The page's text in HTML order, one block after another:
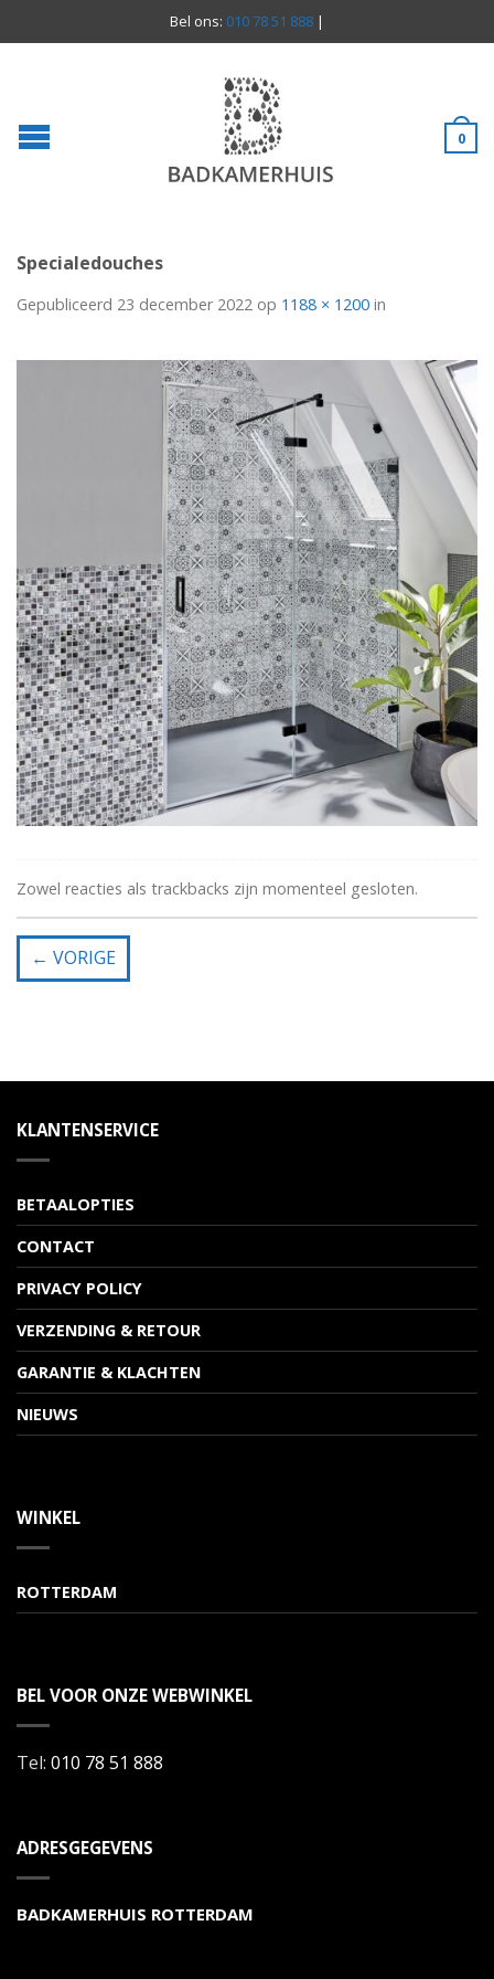
Bel ons: 010 78 51 888 |
0
Specialedouches
Gepubliceerd 23 december 2022 op 1188 × 1200 in
Zowel reacties als trackbacks zijn momenteel gesloten.
← VORIGE
KLANTENSERVICE
BETAALOPTIES
CONTACT
PRIVACY POLICY
VERZENDING & RETOUR
GARANTIE & KLACHTEN
NIEUWS
WINKEL
ROTTERDAM
BEL VOOR ONZE WEBWINKEL
Tel: 010 78 51 888
ADRESGEGEVENS
BADKAMERHUIS ROTTERDAM